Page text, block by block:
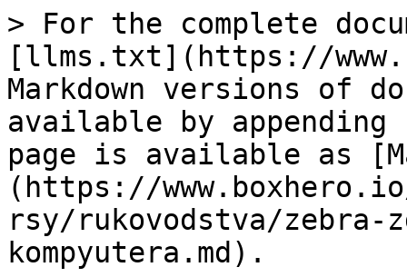
> For the complete
[llms.txt](https://
Markdown versions of
available by
page is available as
(https://
rsy/rukovodstva/zebra-
kompyutera.md).